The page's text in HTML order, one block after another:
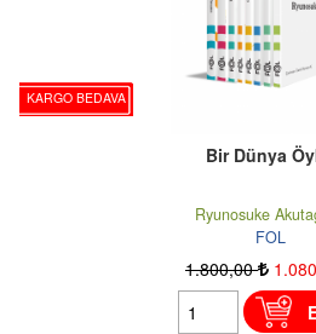
KARGO BEDAVA
Bir Dünya
Ryunosuke
FOL
1.800,00 1.080